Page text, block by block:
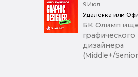
9 Июл
Удаленка или
БК Олимп
графического
дизайнера
(Middle+/